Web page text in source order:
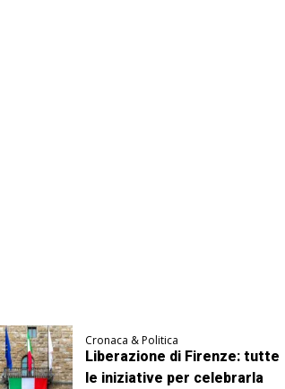
Cronaca & Politica
Liberazione di Firenze: tutte
le iniziative per celebrarla